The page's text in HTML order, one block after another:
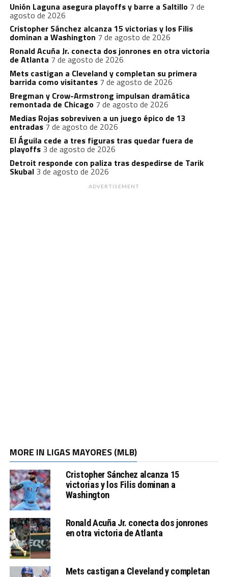
Unión Laguna asegura playoffs y barre a Saltillo 7 de
agosto de 2026
Cristopher Sánchez alcanza 15 victorias y los Filis
dominan a Washington 7 de agosto de 2026
Ronald Acuña Jr. conecta dos jonrones en otra victoria
de Atlanta 7 de agosto de 2026
Mets castigan a Cleveland y completan su primera
barrida como visitantes 7 de agosto de 2026
Bregman y Crow-Armstrong impulsan dramática
remontada de Chicago 7 de agosto de 2026
Medias Rojas sobreviven a un juego épico de 13
entradas 7 de agosto de 2026
El Águila cede a tres figuras tras quedar fuera de
playoffs 3 de agosto de 2026
Detroit responde con paliza tras despedirse de Tarik
Skubal 3 de agosto de 2026
ADVERTISEMENT
MORE IN LIGAS MAYORES (MLB)
Cristopher Sánchez alcanza 15
victorias y los Filis dominan a
Washington
Ronald Acuña Jr. conecta dos jonrones
en otra victoria de Atlanta
Mets castigan a Cleveland y completan